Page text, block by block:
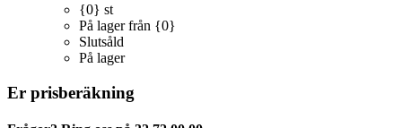
{0} st
På lager från {0}
Slutsåld
På lager
Er prisberäkning